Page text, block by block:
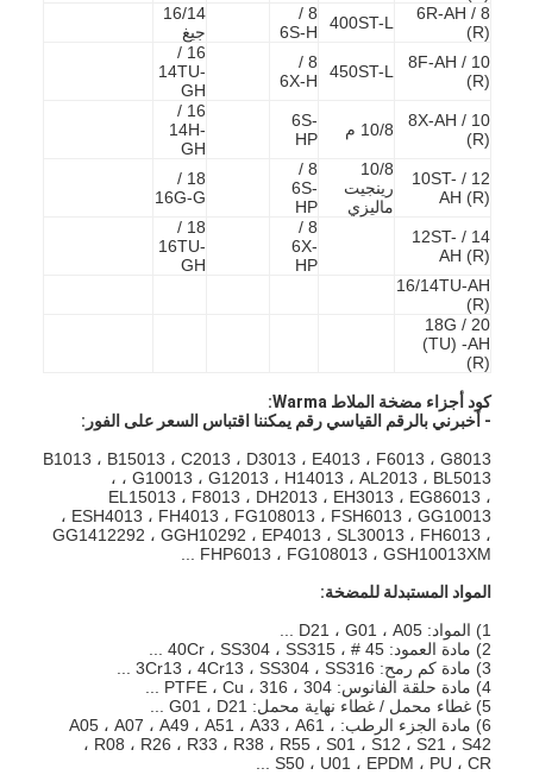
منزل
المنتجات
أشرطة فيديو
عرض الواقع الافتراضي
حولنا
جولة في المعمل
ضبط الجودة
اتصل بنا
8 / 6R-AH
(R)
400ST-L
8 /
6S-H
16/14
جيغ
10 / 8F-AH
(R)
450ST-L
8 /
6X-H
16 /
14TU-
GH
10 / 8X-AH
(R)
10/8 م
6S-
HP
16 /
14H-
GH
12 / 10ST-
AH (R)
10/8
رينجيت
ماليزي
8 /
6S-
HP
18 /
16G-G
14 / 12ST-
AH (R)
8 /
6X-
HP
18 /
16TU-
GH
16/14TU-AH
(R)
20 / 18G
(TU) -AH
(R)
كود أجزاء مضخة الملاط Warma:
- أخبرني بالرقم القياسي رقم يمكننا اقتباس السعر على الفور:
B1013 ، B15013 ، C2013 ، D3013 ، E4013 ، F6013 ، G8013
، G10013 ، G12013 ، H14013 ، AL2013 ، BL5013 ،
EL15013 ، F8013 ، DH2013 ، EH3013 ، EG86013 ،
ESH4013 ، FH4013 ، FG108013 ، FSH6013 ، GG10013 ،
GG1412292 ، GGH10292 ، EP4013 ، SL30013 ، FH6013 ،
FHP6013 ، FG108013 ، GSH10013XM ...
المواد المستبدلة للمضخة:
1) المواد: D21 ، G01 ، A05 ...
2) مادة العمود: 45 # ، 40Cr ، SS304 ، SS315 ...
3) مادة كم رمح: 3Cr13 ، 4Cr13 ، SS304 ، SS316 ...
4) مادة حلقة الفانوس: 304 ، 316 ، PTFE ، Cu ...
5) غطاء محمل / غطاء نهاية محمل: G01 ، D21 ...
6) مادة الجزء الرطب: A05 ، A07 ، A49 ، A51 ، A33 ، A61 ،
R08 ، R26 ، R33 ، R38 ، R55 ، S01 ، S12 ، S21 ، S42 ،
S50 ، U01 ، EPDM ، PU ، CR ...